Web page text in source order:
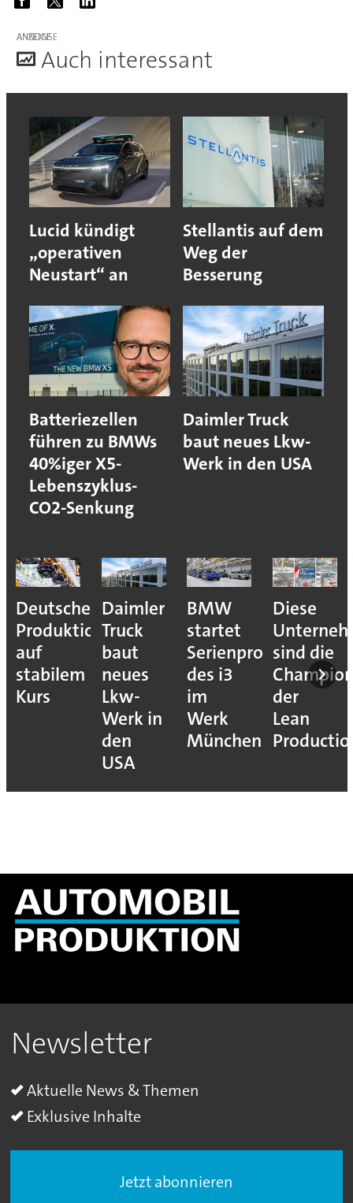
ANZEIGE
Auch interessant
Lucid kündigt
„operativen
Neustart“ an
Stellantis auf dem
Weg der
Besserung
Batteriezellen
führen zu BMWs
40%iger X5-
Lebenszyklus-
CO2-Senkung
Daimler Truck
baut neues Lkw-
Werk in den USA
Deutsche
Produktion
auf
stabilem
Kurs
Daimler
Truck
baut
neues
Lkw-
Werk in
den
USA
BMW
startet
Serienproduktion
des i3
im
Werk
München
Diese
sind die
der
Lean
Newsletter
Aktuelle News & Themen
Exklusive Inhalte
Jetzt abonnieren